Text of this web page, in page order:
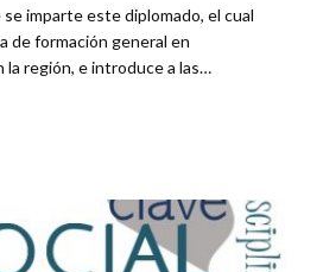
imparte este diplomado, el cual
de formación general en
la región, e introduce a las…